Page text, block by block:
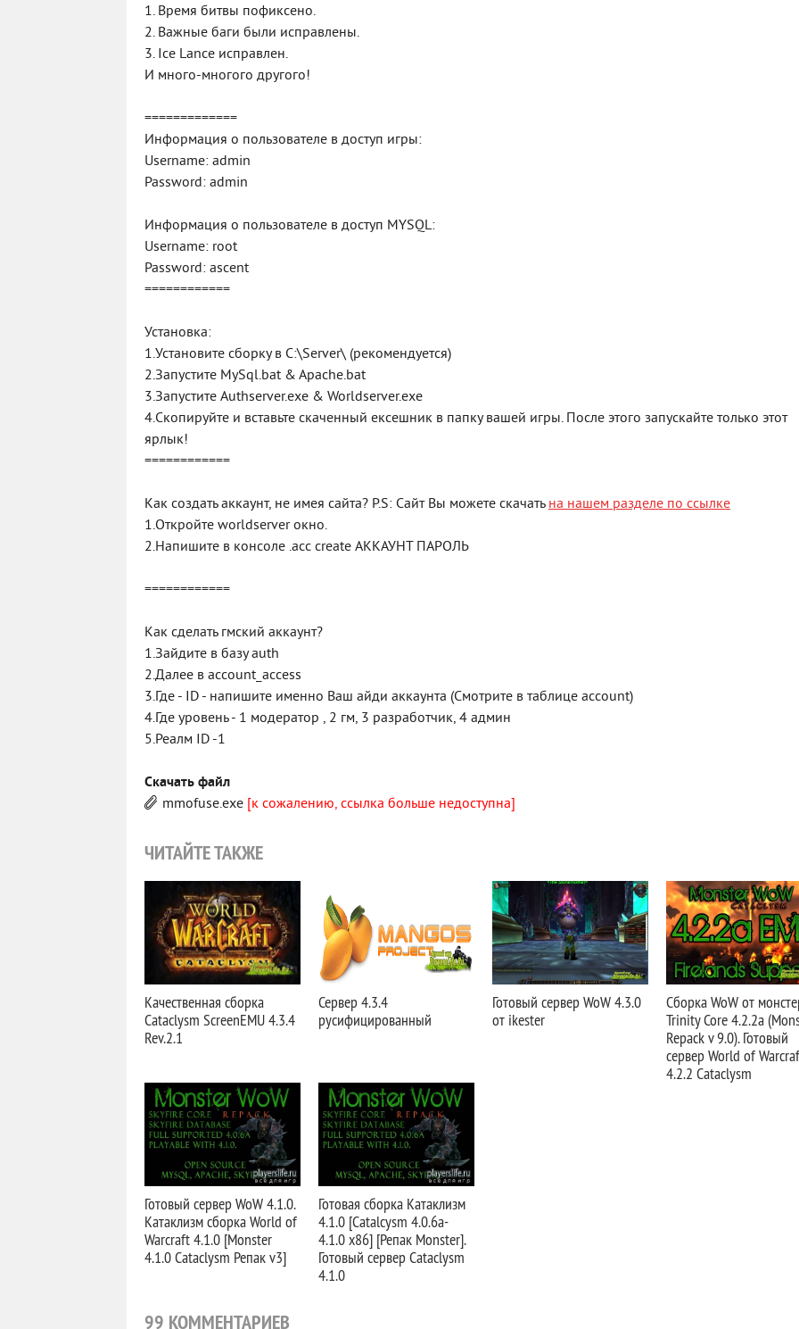
1. Время битвы пофиксено.
2. Важные баги были исправлены.
3. Ice Lance исправлен.
И много-многого другого!
=============
Информация о пользователе в доступ игры:
Username: admin
Password: admin
Информация о пользователе в доступ MYSQL:
Username: root
Password: ascent
============
Установка:
1.Установите сборку в C:\Server\ (рекомендуется)
2.Запустите MySql.bat & Apache.bat
3.Запустите Authserver.exe & Worldserver.exe
4.Скопируйте и вставьте скаченный ексешник в папку вашей игры. После этого запускайте только этот
ярлык!
============
Как создать аккаунт, не имея сайта? P.S: Сайт Вы можете скачатьна нашем разделе по ссылке
1.Откройте worldserver окно.
2.Напишите в консоле .acc create АККАУНТ ПАРОЛЬ
============
Как сделать гмский аккаунт?
1.Зайдите в базу auth
2.Далее в account_access
3.Где - ID - напишите именно Ваш айди аккаунта (Смотрите в таблице account)
4.Где уровень - 1 модератор , 2 гм, 3 разработчик, 4 админ
5.Реалм ID -1
Скачать файл
mmofuse.exe [к сожалению, ссылка больше недоступна]
ЧИТАЙТЕ ТАКЖЕ
Качественная сборка
Cataclysm ScreenEMU 4.3.4
Rev.2.1
Сервер 4.3.4
русифицированный
Готовый сервер WoW 4.3.0
от ikester
Сборка WoW от
Trinity Core 4.2.2a
Repack v 9.0). Готовый
сервер World of
4.2.2 Cataclysm
Готовый сервер WoW 4.1.0.
Катаклизм сборка World of
Warcraft 4.1.0 [Monster
4.1.0 Cataclysm Репак v3]
Готовая сборка Катаклизм
4.1.0 [Catalcysm 4.0.6a-
4.1.0 x86] [Репак Monster].
Готовый сервер Cataclysm
4.1.0
99 КОММЕНТАРИЕВ